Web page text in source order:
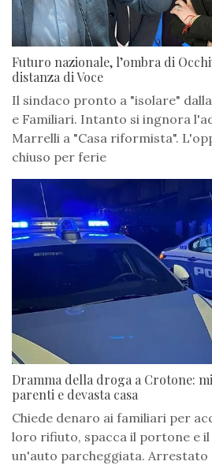
Futuro nazionale, l’ombra di
distanza di Voce
Il sindaco pronto a "isolare"
e Familiari. Intanto si ingnora
Marrelli a "Casa riformista".
chiuso per ferie
Dramma della droga a Crotone:
parenti e devasta casa
Chiede denaro ai familiari per
loro rifiuto, spacca il portone e
un'auto parcheggiata. Arrestato